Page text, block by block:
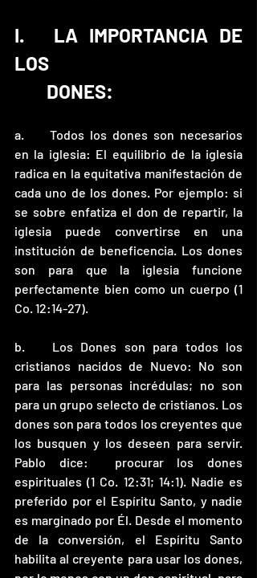
I.	LA IMPORTANCIA DE
LOS
	DONES:
a.	Todos los dones son necesarios
en la iglesia: El equilibrio de la iglesia
radica en la equitativa manifestación de
cada uno de los dones. Por ejemplo: si
se sobre enfatiza el don de repartir, la
iglesia puede convertirse en una
institución de beneficencia. Los dones
son para que la iglesia funcione
perfectamente bien como un cuerpo (1
Co. 12:14-27).
b.	Los Dones son para todos los
cristianos nacidos de Nuevo: No son
para las personas incrédulas; no son
para un grupo selecto de cristianos. Los
dones son para todos los creyentes que
los busquen y los deseen para servir.
Pablo dice:  procurar los dones
espirituales (1 Co. 12:31; 14:1). Nadie es
preferido por el Espíritu Santo, y nadie
es marginado por Él. Desde el momento
de la conversión, el Espíritu Santo
habilita al creyente para usar los dones,